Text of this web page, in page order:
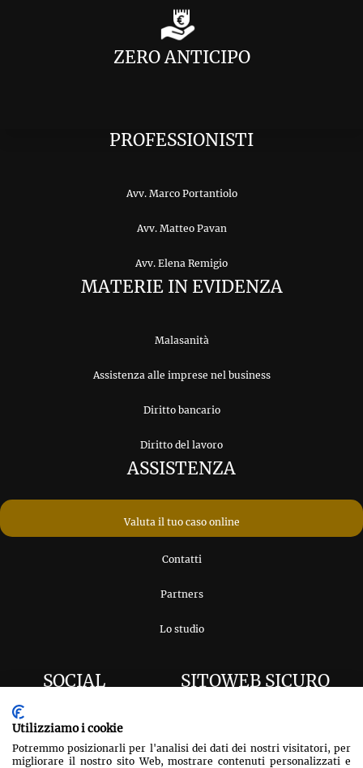
ZERO ANTICIPO
PROFESSIONISTI
Avv. Marco Portantiolo
Avv. Matteo Pavan
Avv. Elena Remigio
MATERIE IN EVIDENZA
Malasanità
Assistenza alle imprese nel business
Diritto bancario
Diritto del lavoro
ASSISTENZA
Valuta il tuo caso online
Contatti
Partners
Lo studio
SOCIAL SITOWEB SICURO
Utilizziamo i cookie
Potremmo posizionarli per l'analisi dei dati dei nostri visitatori, per
migliorare il nostro sito Web, mostrare contenuti personalizzati e